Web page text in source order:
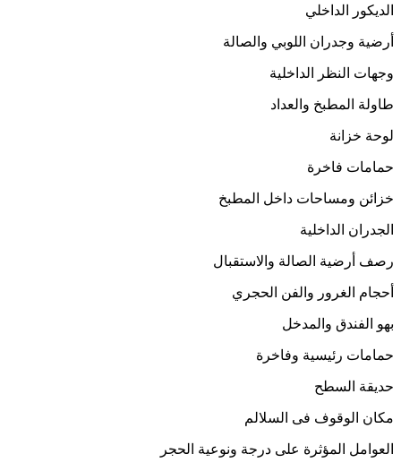
الديكور الداخلي
أرضية وجدران اللوبي والصالة
وجهات النظر الداخلية
طاولة المطبخ والعداد
لوحة خزانة
حمامات فاخرة
خزائن ومساحات داخل المطبخ
الجدران الداخلية
رصف أرضية الصالة والاستقبال
أحجام الغرور والفن الحجري
بهو الفندق والمدخل
حمامات رئيسية وفاخرة
حديقة السطح
مکان الوقوف فی السلالم
العوامل المؤثرة على درجة ونوعية الحجر